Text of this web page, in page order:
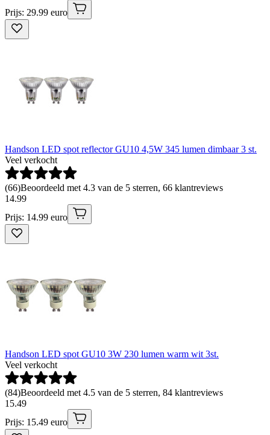
Prijs: 29.99 euro
Handson LED spot reflector GU10 4,5W 345 lumen dimbaar 3 st.
Veel verkocht
(66)Beoordeeld met 4.3 van de 5 sterren, 66 klantreviews
14.99
Prijs: 14.99 euro
Handson LED spot GU10 3W 230 lumen warm wit 3st.
Veel verkocht
(84)Beoordeeld met 4.5 van de 5 sterren, 84 klantreviews
15.49
Prijs: 15.49 euro